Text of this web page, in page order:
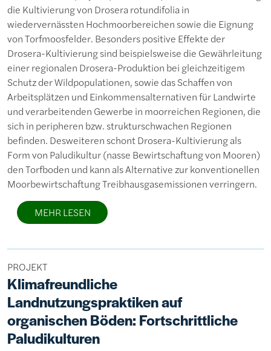
die Kultivierung von Drosera rotundifolia in
wiedervernässten Hochmoorbereichen sowie die Eignung
von Torfmoosfelder. Besonders positive Effekte der
Drosera-Kultivierung sind beispielsweise die Gewährleitung
einer regionalen Drosera-Produktion bei gleichzeitigem
Schutz der Wildpopulationen, sowie das Schaffen von
Arbeitsplätzen und Einkommensalternativen für Landwirte
und verarbeitenden Gewerbe in moorreichen Regionen, die
sich in peripheren bzw. strukturschwachen Regionen
befinden. Desweiteren schont Drosera-Kultivierung als
Form von Paludikultur (nasse Bewirtschaftung von Mooren)
den Torfboden und kann als Alternative zur konventionellen
Moorbewirtschaftung Treibhausgasemissionen verringern.
MEHR LESEN
PROJEKT
Klimafreundliche
Landnutzungspraktiken auf
organischen Böden: Fortschrittliche
Paludikulturen